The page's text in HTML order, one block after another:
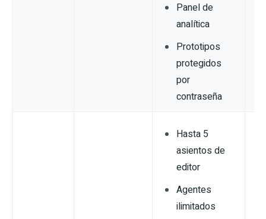
Panel de
analítica
Prototipos
protegidos
por
contraseña
Hasta 5
asientos de
editor
Agentes
ilimitados